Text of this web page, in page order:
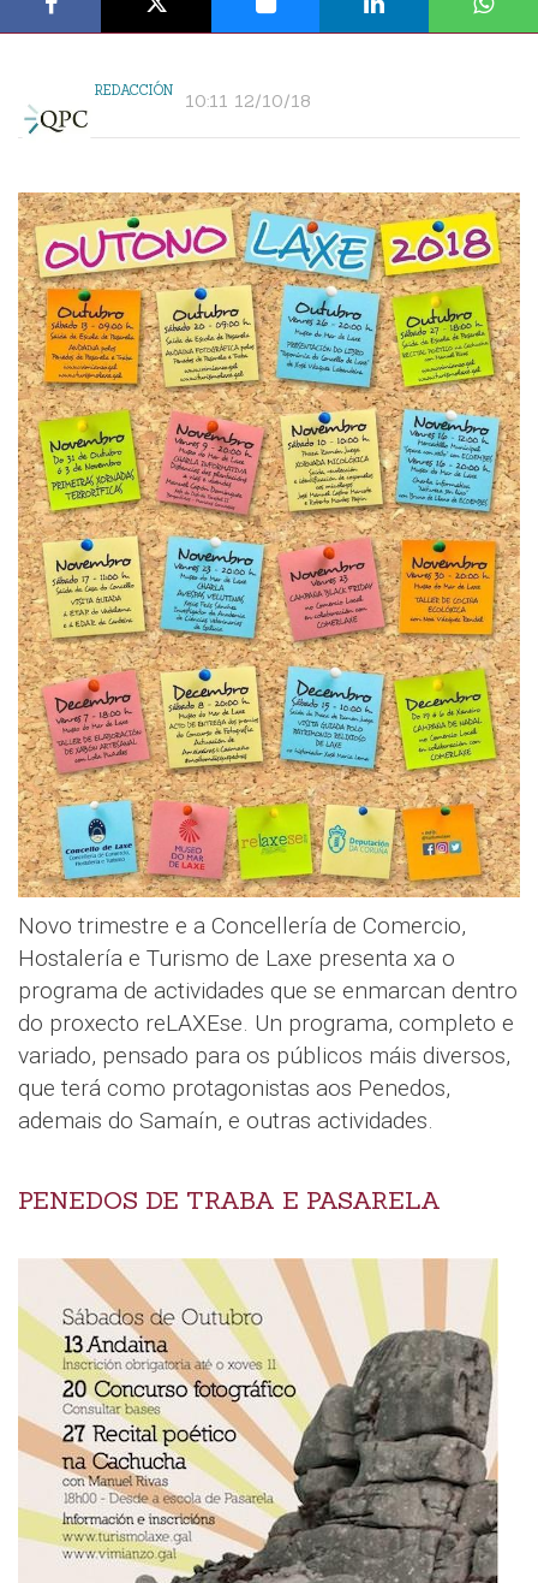
REDACCIÓN 10:11 12/10/18
Novo trimestre e a Concellería de Comercio,
Hostalería e Turismo de Laxe presenta xa o
programa de actividades que se enmarcan dentro
do proxecto reLAXEse. Un programa, completo e
variado, pensado para os públicos máis diversos,
que terá como protagonistas aos Penedos,
ademais do Samaín, e outras actividades.
PENEDOS DE TRABA E PASARELA